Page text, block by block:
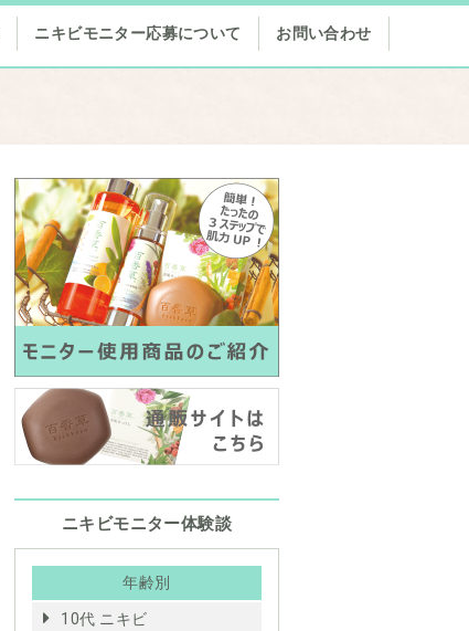
ニキビモニター応募について お問い合わせ
ニキビモニター体験談
年齢別
10代 ニキビ